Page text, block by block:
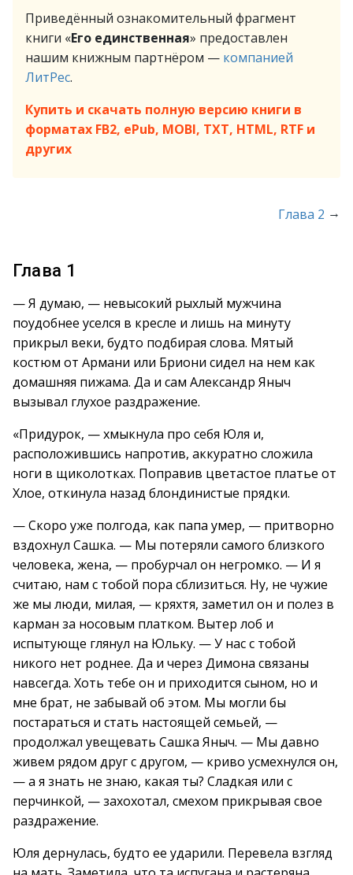
Приведённый ознакомительный фрагмент
книги «Его единственная» предоставлен
нашим книжным партнёром — компанией
ЛитРес.
Купить и скачать полную версию книги в
форматах FB2, ePub, MOBI, TXT, HTML, RTF и
других
Глава 2 →
Глава 1
— Я думаю, — невысокий рыхлый мужчина
поудобнее уселся в кресле и лишь на минуту
прикрыл веки, будто подбирая слова. Мятый
костюм от Армани или Бриони сидел на нем как
домашняя пижама. Да и сам Александр Яныч
вызывал глухое раздражение.
«Придурок, — хмыкнула про себя Юля и,
расположившись напротив, аккуратно сложила
ноги в щиколотках. Поправив цветастое платье от
Хлое, откинула назад блондинистые прядки.
— Скоро уже полгода, как папа умер, — притворно
вздохнул Сашка. — Мы потеряли самого близкого
человека, жена, — пробурчал он негромко. — И я
считаю, нам с тобой пора сблизиться. Ну, не чужие
же мы люди, милая, — кряхтя, заметил он и полез в
карман за носовым платком. Вытер лоб и
испытующе глянул на Юльку. — У нас с тобой
никого нет роднее. Да и через Димона связаны
навсегда. Хоть тебе он и приходится сыном, но и
мне брат, не забывай об этом. Мы могли бы
постараться и стать настоящей семьей, —
продолжал увещевать Сашка Яныч. — Мы давно
живем рядом друг с другом, — криво усмехнулся он,
— а я знать не знаю, какая ты? Сладкая или с
перчинкой, — захохотал, смехом прикрывая свое
раздражение.
Юля дернулась, будто ее ударили. Перевела взгляд